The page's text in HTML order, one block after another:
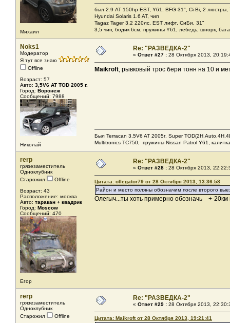
Михаил
был 2.9 AT 150hp EST, Y61, BFG 31", Ci-Bi, 2 люстры,
Hyundai Solaris 1.6 AT, чип
Tagaz Tager 3,2 220лс, EST лифт, СиБи, 31"
3,5 чип, бодик 6см, пружины Y61, лебедь, шнорк,
Noks1
Модератор
Я тут все знаю
Offline
Возраст: 57
Авто: 3,5V6 AT TOD 2005 г.
Город: Воронеж
Сообщений: 7988
Николай
Re: "РАЗВЕДКА-2"
« Ответ #27 : 28 Октября 2013,
Maikroft, рывковый трос бери тонн на 10 и
Был Terracan 3.5V6 AT 2005г. Super
Мultitronics TC750, пружины Nissan Patrol Y61, калитка
rerp
грязезаместитель
Одноклубник
Старожил
Offline
Возраст: 43
Расположение: москва
Авто: таракан + квадрик
Город: Moscow
Сообщений: 470
Егор
Re: "РАЗВЕДКА-2"
« Ответ #28 : 28 Октября 2013,
Цитата: ollegator79 от 28 Октября 2013, 13:36:58
Район и место поляны обозначим после второго
Олегыч...ты хоть примерно обозначь +-20км
rerp
грязезаместитель
Одноклубник
Старожил
Offline
Re: "РАЗВЕДКА-2"
« Ответ #29 : 28 Октября 2013,
Цитата: Maikroft от 28 Октября 2013, 19:21:41